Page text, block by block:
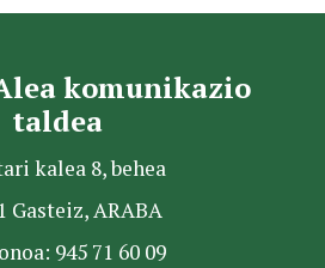
komunikazio
taldea
kalea 8, behea
Gasteiz, ARABA
945 71 60 09